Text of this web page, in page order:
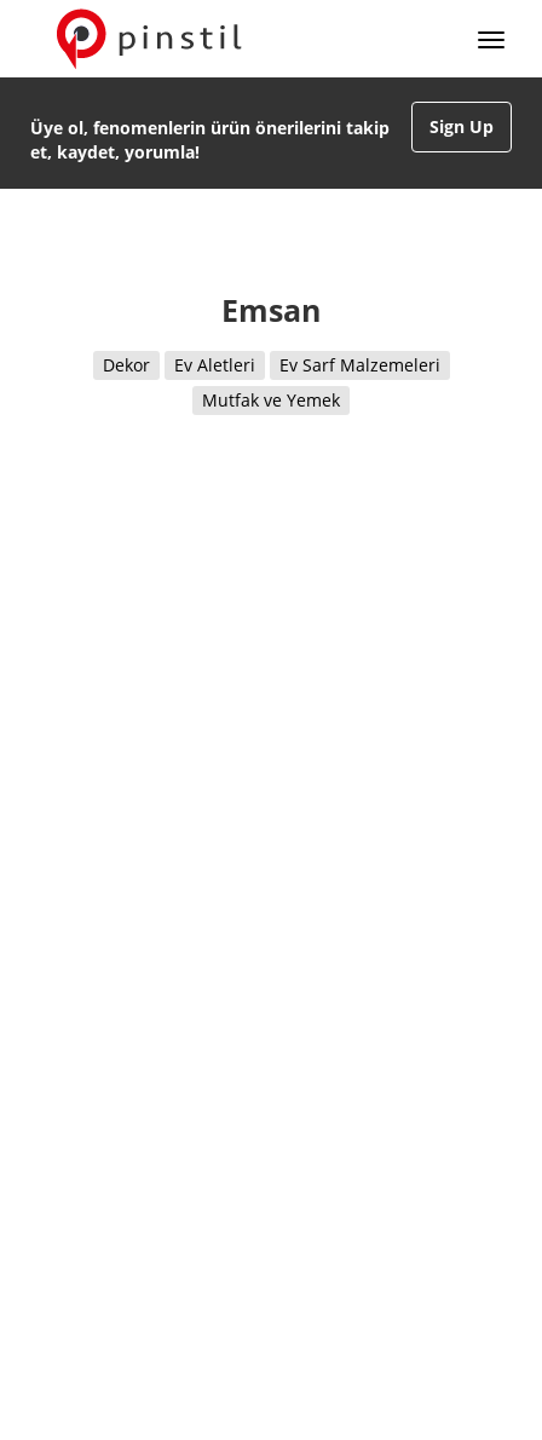
Sign Up
Üye ol, fenomenlerin ürün önerilerini takip
et, kaydet, yorumla!
Emsan
Dekor Ev Aletleri
Ev Sarf Malzemeleri
Mutfak ve Yemek